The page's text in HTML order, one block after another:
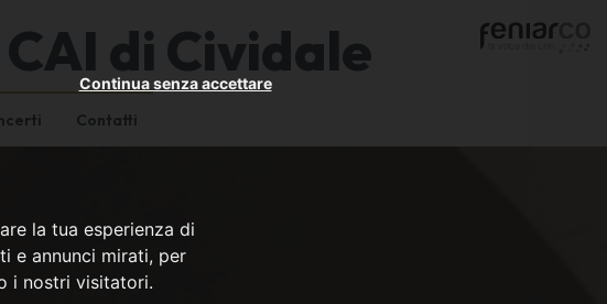
la tua esperienza di
e annunci mirati, per
i nostri visitatori.
Continua senza accettare
di Cividale
Contatti